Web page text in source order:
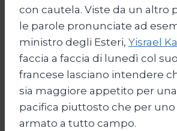
con cautela. Viste da un altro
le parole pronunciate ad
ministro degli Esteri, Yisrael
faccia a faccia di lunedì col
francese lasciano intendere
sia maggiore appetito per
pacifica piuttosto che per
armato a tutto campo.